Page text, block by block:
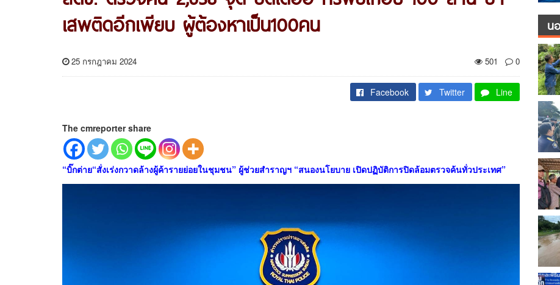
เสพติดอีกเพียบ ผู้ต้องหาเป็น100คน
25 กรกฎาคม 2024 501 0
Facebook Twitter Line
The cmreporter share
“บิ๊กต่าย“สั่งเร่งกวาดล้างผู้ค้ารายย่อยในชุมชน” ผู้ช่วยสำราญฯ “สนองนโยบาย เปิดปฏิบัติการปิดล้อมตรวจค้นทั่วประเทศ”
น